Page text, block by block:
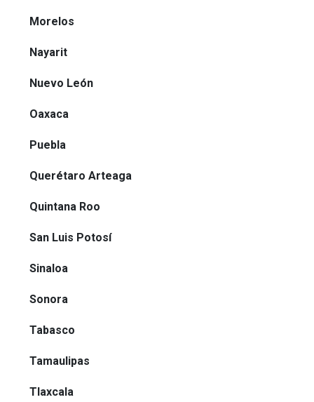
Morelos
Nayarit
Nuevo León
Oaxaca
Puebla
Querétaro Arteaga
Quintana Roo
San Luis Potosí
Sinaloa
Sonora
Tabasco
Tamaulipas
Tlaxcala